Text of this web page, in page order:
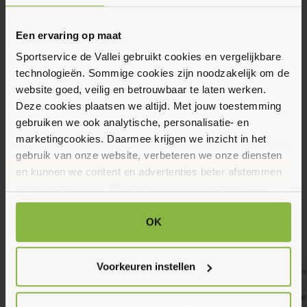
Een ervaring op maat
Sportservice de Vallei gebruikt cookies en vergelijkbare
technologieën. Sommige cookies zijn noodzakelijk om de
website goed, veilig en betrouwbaar te laten werken.
Deze cookies plaatsen we altijd. Met jouw toestemming
gebruiken we ook analytische, personalisatie- en
marketingcookies. Daarmee krijgen we inzicht in het
gebruik van onze website, verbeteren we onze diensten
en kunnen we content en advertenties beter afstemmen
gedeeld met externe partners.
staan. Via ‘Voorkeuren instellen’ kun je per categorie
kiezen welke cookies je accepteert. Je kunt je keuze op
OK
Voorkeuren instellen
14:30 - 15:30
Klaphekweg 40, Ede
Meer informatie
Maak favoriet
Gerelateerde activiteiten
9
Banenzwemmen, Gemeente Ede, Jongeren,
9
4kids,